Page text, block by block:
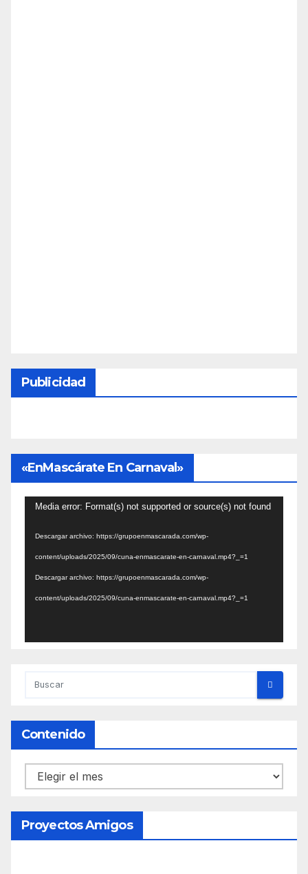
Publicidad
«EnMascárate En Carnaval»
Reproductor
Media error: Format(s) not supported or source(s) not found
Descargar archivo: https://grupoenmascarada.com/wp-
content/uploads/2025/09/cuna-enmascarate-en-carnaval.mp4?_=1
Descargar archivo: https://grupoenmascarada.com/wp-
content/uploads/2025/09/cuna-enmascarate-en-carnaval.mp4?_=1
Contenido
Contenido
Proyectos Amigos